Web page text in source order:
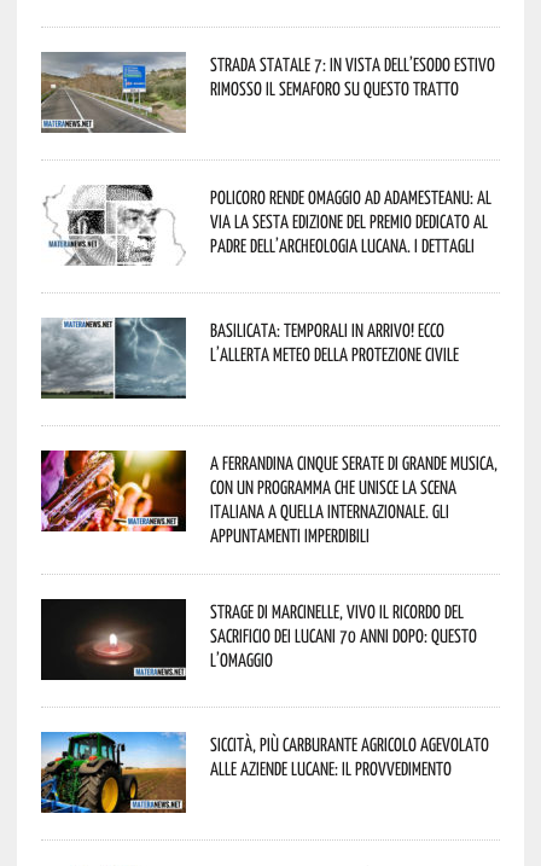
Strada statale 7: in vista dell’esodo estivo
rimosso il semaforo su questo tratto
Policoro rende omaggio ad Adamesteanu: al
via la sesta edizione del Premio dedicato al
padre dell’archeologia lucana. I dettagli
Basilicata: temporali in arrivo! Ecco
l’allerta meteo della Protezione civile
A Ferrandina cinque serate di grande musica,
con un programma che unisce la scena
italiana a quella internazionale. Gli
appuntamenti imperdibili
Strage di Marcinelle, vivo il ricordo del
sacrificio dei lucani 70 anni dopo: questo
l’omaggio
Siccità, più carburante agricolo agevolato
alle aziende lucane: il provvedimento